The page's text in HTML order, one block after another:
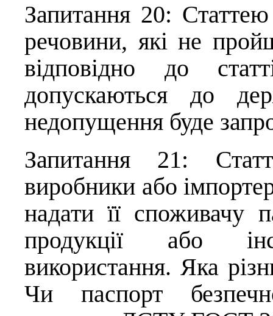
Запитання 20:
речовини, які не
відповідно до
допускаються до
недопущення буде
Запитання 21:
виробники або
надати її споживачу
продукції або
використання. Яка
Чи паспорт